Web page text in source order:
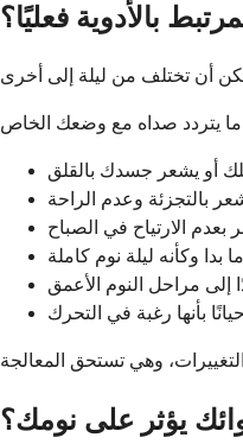
بالأدوية فعليًا؟
يؤثر على نومك؟